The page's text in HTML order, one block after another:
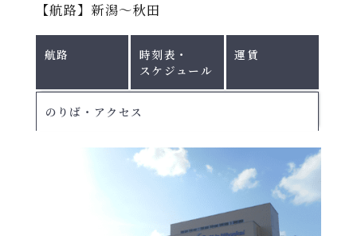
【航路】新潟～秋田
航路
時刻表・
スケジュール
詳しくは各航路の
運航スケジュ
をご確認ください。
運賃
北行き：新潟⇒秋田 ｜ 南行き：秋田⇒新
のりば・アクセス